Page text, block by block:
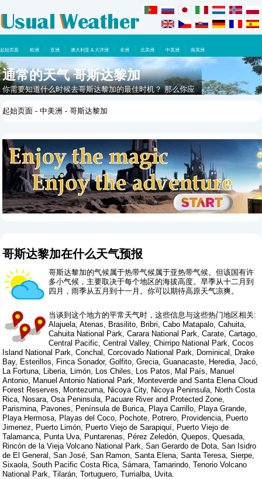
起始页面 欧洲 亚洲 澳大利亚 & 大洋洲 非洲 北美洲 中美洲 南美洲
通常的天气 哥斯达黎加
你需要知道什么时候去哥斯达黎加的最佳时机？ 那么你应
起始页面 -中美洲 - 哥斯达黎加
哥斯达黎加在什么天气预报
哥斯达黎加的气候属于热带气候属于亚热带气候。但该国有许
多小气候，主要取决于每个地区的海拔高度。旱季从十二月到
四月，雨季从五月到十一月。你可以期待高原天气凉爽。
当谈到这个地方的平常天气时，这些信息与这些热门地区相关:
Alajuela, Atenas, Brasilito, Bribri, Cabo Matapalo, Cahuita,
Cahuita National Park, Carara National Park, Carate, Cartago,
Central Pacific, Central Valley, Chirripo National Park, Cocos
Island National Park, Conchal, Corcovado National Park, Dominical, Drake
Bay, Esterillos, Finca Sonador, Golfito, Grecia, Guanacaste, Heredia, Jacó,
La Fortuna, Liberia, Limón, Los Chiles, Los Patos, Mal País, Manuel
Antonio, Manuel Antonio National Park, Monteverde and Santa Elena Cloud
Forest Reserves, Montezuma, Nicoya City, Nicoya Peninsula, North Costa
Rica, Nosara, Osa Peninsula, Pacuare River and Protected Zone,
Parismina, Pavones, Península de Burica, Playa Carrillo, Playa Grande,
Playa Hermosa, Playas del Coco, Pochote, Potrero, Providencia, Puerto
Jimenez, Puerto Limón, Puerto Viejo de Sarapiquí, Puerto Viejo de
Talamanca, Punta Uva, Puntarenas, Pérez Zeledón, Quepos, Quesada,
Rincón de la Vieja Volcano National Park, San Gerardo de Dota, San Isidro
de El General, San José, San Ramon, Santa Elena, Santa Teresa, Sierpe,
Sixaola, South Pacific Costa Rica, Sámara, Tamarindo, Tenorio Volcano
National Park, Tilarán, Tortuguero, Turrialba, Uvita.